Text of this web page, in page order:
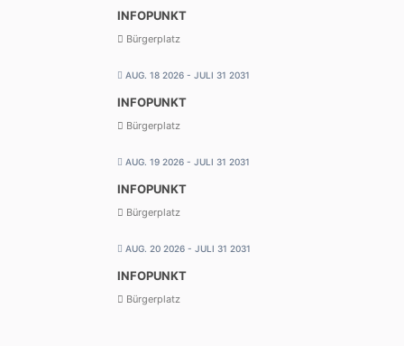
INFOPUNKT
Bürgerplatz
AUG. 18 2026 - JULI 31 2031
INFOPUNKT
Bürgerplatz
AUG. 19 2026 - JULI 31 2031
INFOPUNKT
Bürgerplatz
AUG. 20 2026 - JULI 31 2031
INFOPUNKT
Bürgerplatz